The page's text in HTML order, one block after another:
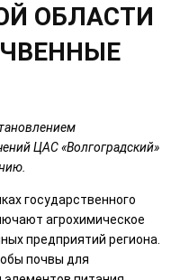
ОБЛАСТИ
ЦАС «Волгоградский»
государственного
агрохимическое
предприятий региона.
почвы для